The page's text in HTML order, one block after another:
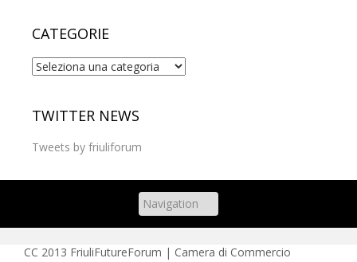
CATEGORIE
Categorie
TWITTER NEWS
Tweets by friuliforum
CC 2013 FriuliFutureForum | Camera di Commercio